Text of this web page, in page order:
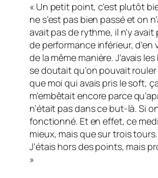
« Un petit point, c’est plutôt
ne s’est pas bien passé et on
avait pas de rythme, il n’y
de performance inférieur,
de la même manière. J’avais
se doutait qu’on pouvait
que moi qui avais pris le soft,
m’embêtait encore parce
n’était pas dans ce but-là. Si
fonctionné. Et en effet, ce
mieux, mais que sur trois
J’étais hors des points, mais
»